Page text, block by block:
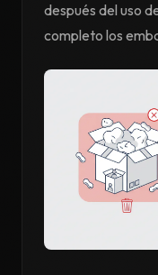
después del uso
completo los